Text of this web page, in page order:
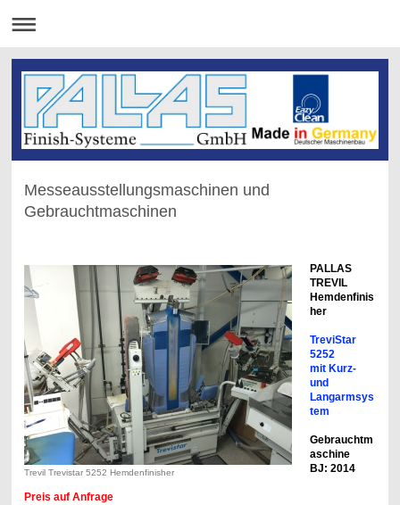
Messeausstellungsmaschinen und
Gebrauchtmaschinen
Trevil Trevistar 5252 Hemdenfinisher
PALLAS
TREVIL
Hemdenfinis
her
TreviStar
5252
mit Kurz-
und
Langarmsys
tem
Gebrauchtm
aschine
BJ: 2014
Preis auf Anfrage